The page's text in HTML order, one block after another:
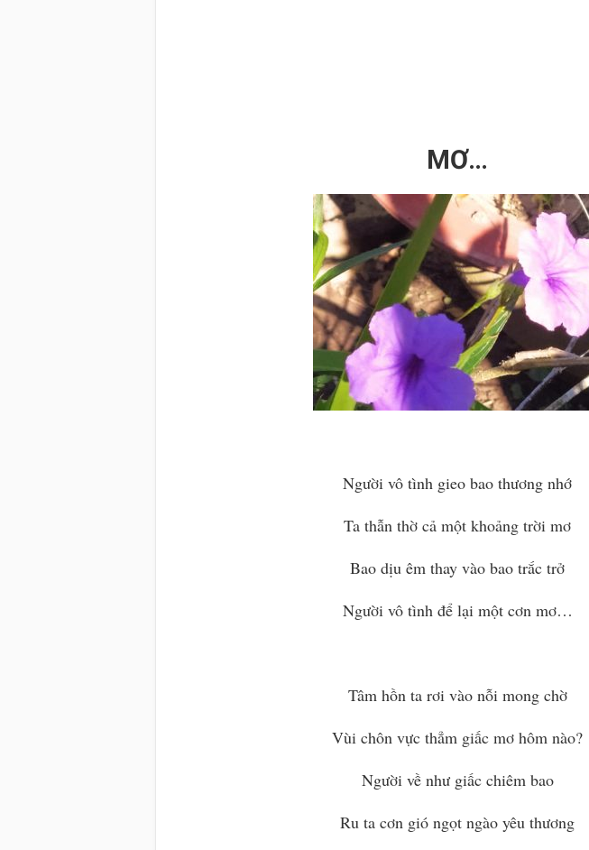
MƠ…
Người vô tình gieo bao thương nhớ
Ta thẫn thờ cả một khoảng trời mơ
Bao dịu êm thay vào bao trắc trở
Người vô tình để lại một cơn mơ…
Tâm hồn ta rơi vào nỗi mong chờ
Vùi chôn vực thẳm giấc mơ hôm nào?
Người về như giấc chiêm bao
Ru ta cơn gió ngọt ngào yêu thương